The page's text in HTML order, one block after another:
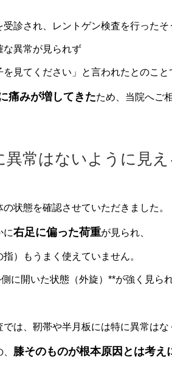
診され、レントゲン検査を行ったそ
な異常が見られず
を見てください」と言われたとのこと
痛みが増してきたため、当院へご
異常はないように見
状態を確認させていただきました。
に右足に偏った荷重が見られ、
）もうまく使えていません。
に開いた状態（外旋）**が強く見ら
は、靭帯や半月板には特に異常はな
膝そのものが根本原因とは考え